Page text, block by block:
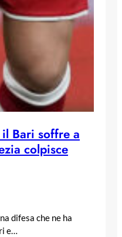
Bari soffre a
colpisce
difesa che ne ha
e…